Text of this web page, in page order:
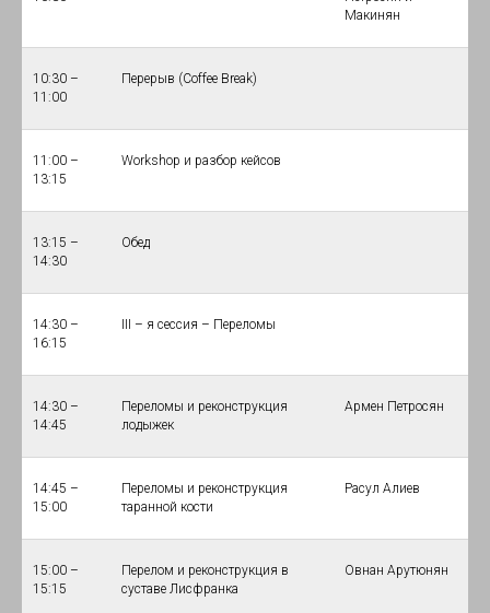
Макинян
10:30 –
11:00
Перерыв (Coffee Break)
11:00 –
13:15
Workshop и разбор кейсов
13:15 –
14:30
Обед
14:30 –
16:15
III – я сессия – Переломы
14:30 –
14:45
Переломы и реконструкция
лодыжек
Армен Петросян
14:45 –
15:00
Переломы и реконструкция
таранной кости
Расул Алиев
15:00 –
15:15
Перелом и реконструкция в
суставе Лисфранка
Овнан Арутюнян